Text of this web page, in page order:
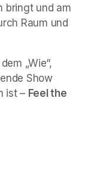
bringt und am
Raum und
„Wie“,
Show
ist – Feel the